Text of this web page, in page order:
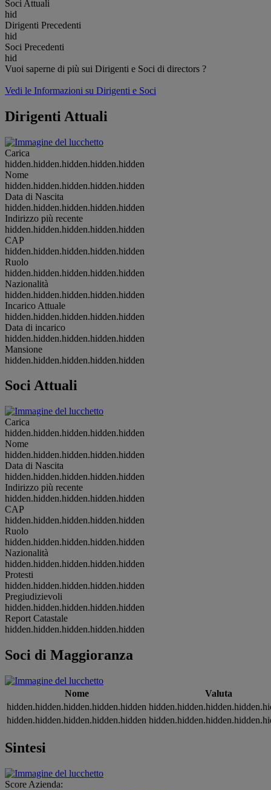
Soci Attuali
hid
Dirigenti Precedenti
hid
Soci Precedenti
hid
Vuoi saperne di più sui Dirigenti e Soci di directors ?
Vedi le Informazioni su Dirigenti e Soci
Dirigenti Attuali
Carica
hidden.hidden.hidden.hidden.hidden
Nome
hidden.hidden.hidden.hidden.hidden
Data di Nascita
hidden.hidden.hidden.hidden.hidden
Indirizzo più recente
hidden.hidden.hidden.hidden.hidden
CAP
hidden.hidden.hidden.hidden.hidden
Ruolo
hidden.hidden.hidden.hidden.hidden
Nazionalità
hidden.hidden.hidden.hidden.hidden
Incarico Attuale
hidden.hidden.hidden.hidden.hidden
Data di incarico
hidden.hidden.hidden.hidden.hidden
Mansione
hidden.hidden.hidden.hidden.hidden
Soci Attuali
Carica
hidden.hidden.hidden.hidden.hidden
Nome
hidden.hidden.hidden.hidden.hidden
Data di Nascita
hidden.hidden.hidden.hidden.hidden
Indirizzo più recente
hidden.hidden.hidden.hidden.hidden
CAP
hidden.hidden.hidden.hidden.hidden
Ruolo
hidden.hidden.hidden.hidden.hidden
Nazionalità
hidden.hidden.hidden.hidden.hidden
Protesti
hidden.hidden.hidden.hidden.hidden
Pregiudizievoli
hidden.hidden.hidden.hidden.hidden
Report Catastale
hidden.hidden.hidden.hidden.hidden
Soci di Maggioranza
Nome
Valuta
hidden.hidden.hidden.hidden.hidden
hidden.hidden.hidden.hidden.hidden
Sintesi
Score Azienda: